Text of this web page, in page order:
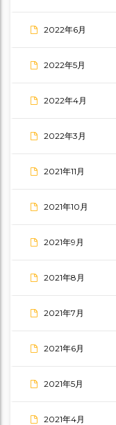
2022年6月
2022年5月
2022年4月
2022年3月
2021年11月
2021年10月
2021年9月
2021年8月
2021年7月
2021年6月
2021年5月
2021年4月